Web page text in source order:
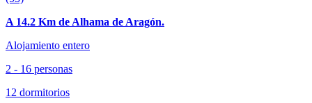
A 14.2 Km de Alhama de Aragón.
Alojamiento entero
2 - 16 personas
12 dormitorios